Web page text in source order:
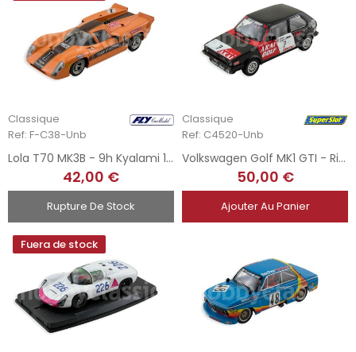
Classique
Ref: F-C38-Unb
Lola T70 MK3B - 9h Kyalami 1970
42,00 €
Rupture De Stock
Classique
Ref: C4520-Unb
Volkswagen Golf MK1 GTI - Richard Lloyd 1979
50,00 €
Ajouter Au Panier
Fuera de stock